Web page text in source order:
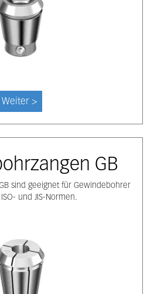
Weiter >
GB
sind geeignet für Gewindebohrer
und JIS-Normen.